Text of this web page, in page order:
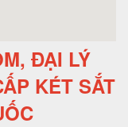
ĐẠI LÝ
KÉT SẮT